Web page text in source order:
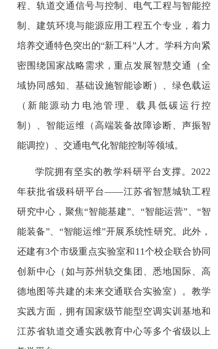
程、轨道交通信号与控制、电气工程与智能控
制、建筑环境与能源应用工程五个专业，着力
培养交通特色突出的“新工科”人才。学科方向紧
密围绕国家战略需求，重点发展智慧交通（全
域协同感知、基础设施智能诊断）、绿色载运
（新能源动力电池管理、载具低碳运行控
制）、智能运维（高端装备故障诊断、声振智
能调控）、交通电气化智能控制等领域。
学院拥有坚实的教学科研平台支撑。 2022
年获批省级科研平台——江苏省智慧城轨工程
研究中心，聚焦“智能基建”、“智能运营”、“智
能装备”、“智能运维”开展系统性研究。此外，
还建有3个市级重点实验室和11个校企联合协同
创新中心（如与苏州轨交集团、悉地国际、高
德地图等共建的未来交通联合实验室）。教学
实践方面，拥有国家级节能型空调实训基地和
江苏省轨道交通实践教育中心等多个省级以上